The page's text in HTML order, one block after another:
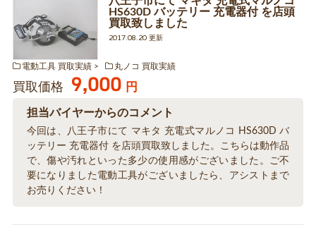
HS630D バッテリー 充電器付 を店頭
買取致しました
2017.08.20 更新
電動工具 買取実績 丸ノコ 買取実績
買取価格 9,000 円
担当バイヤーからのコメント
今回は、八王子市にて マキタ 充電式マルノコ HS630D バ
ッテリー 充電器付 を店頭買取致しました。こちらは動作品
で、傷や汚れといった多少の使用感がございました。ご不
要になりました電動工具がございましたら、アシストまで
お売りください！